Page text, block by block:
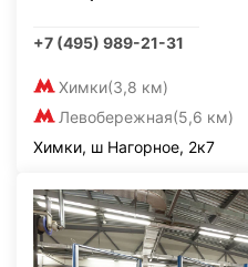
+7 (495) 989-21-31
Химки(3,8 км)
Левобережная(5,6 км)
Химки, ш Нагорное, 2к7